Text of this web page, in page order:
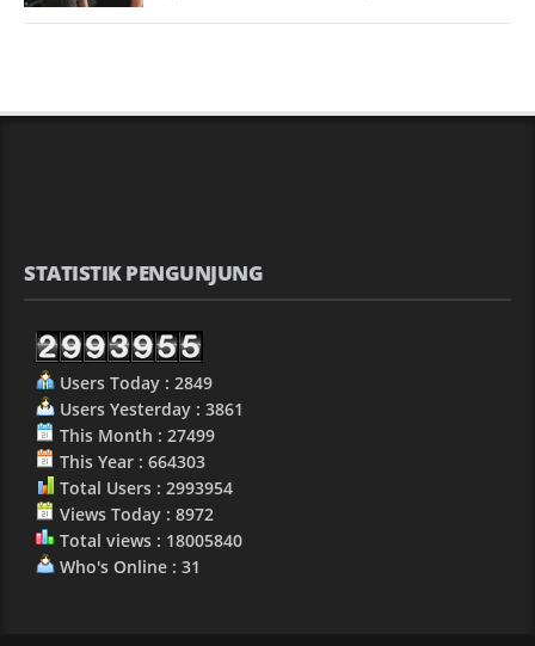
STATISTIK PENGUNJUNG
Users Today : 2849
Users Yesterday : 3861
This Month : 27499
This Year : 664303
Total Users : 2993954
Views Today : 8972
Total views : 18005840
Who's Online : 31